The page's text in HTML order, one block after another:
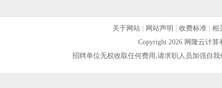
关于网站 网站声明 |收费标准 |相
Copyright 2026 网隆云计
招聘单位无权收取任何费用,请求职人员加强自